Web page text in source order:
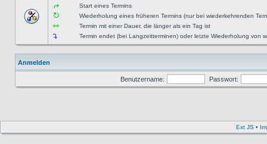
Start eines Termins
Wiederholung eines früheren Termins (nur bei wiederkehrenden
Termin mit einer Dauer, die länger als ein Tag ist
Termin endet (bei Langzeitterminen) oder letzte Wiederholung von
Anmelden
Benutzername: Passwort:
Ext JS •